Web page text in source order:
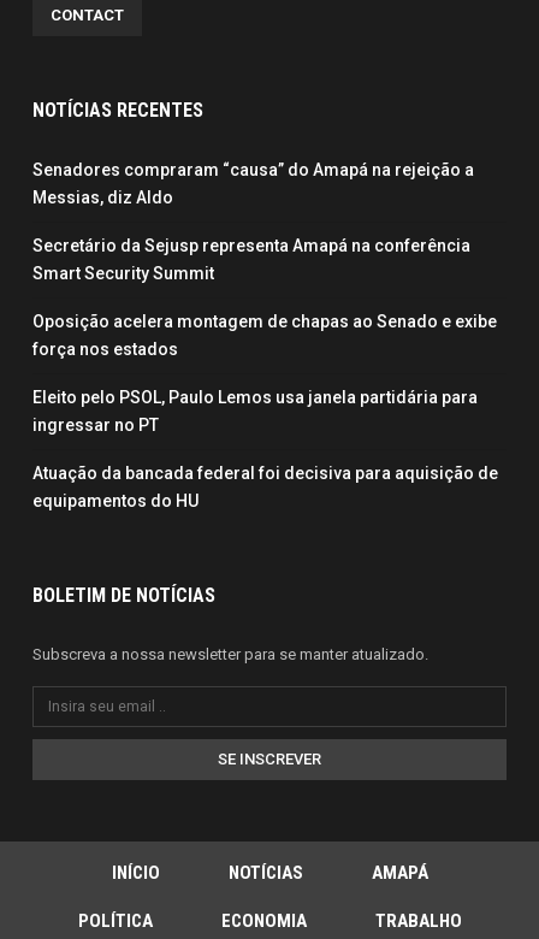
CONTACT
NOTÍCIAS RECENTES
Senadores compraram “causa” do Amapá na rejeição a
Messias, diz Aldo
Secretário da Sejusp representa Amapá na conferência
Smart Security Summit
Oposição acelera montagem de chapas ao Senado e exibe
força nos estados
Eleito pelo PSOL, Paulo Lemos usa janela partidária para
ingressar no PT
Atuação da bancada federal foi decisiva para aquisição de
equipamentos do HU
BOLETIM DE NOTÍCIAS
Subscreva a nossa newsletter para se manter atualizado.
SE INSCREVER
INÍCIO NOTÍCIAS AMAPÁ
POLÍTICA ECONOMIA TRABALHO